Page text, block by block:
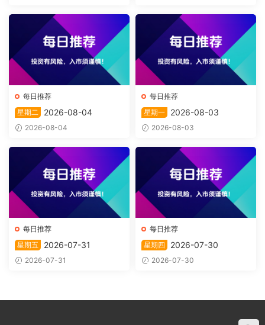
每日推荐
星期二
2026-08-04
2026-08-04
每日推荐
星期一
2026-08-03
2026-08-03
每日推荐
星期五
2026-07-31
2026-07-31
每日推荐
星期四
2026-07-30
2026-07-30